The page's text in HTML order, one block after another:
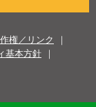
権／リンク
基本方針